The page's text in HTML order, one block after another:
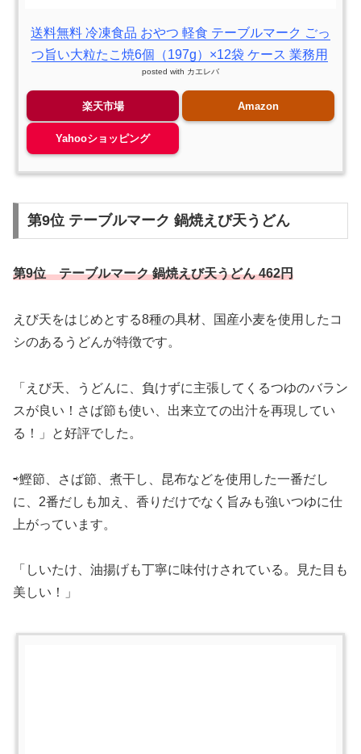
送料無料 冷凍食品 おやつ 軽食 テーブルマーク ごっ
つ旨い大粒たこ焼6個（197g）×12袋 ケース 業務用
posted with カエレバ
楽天市場 Amazon
Yahooショッピング
第9位 テーブルマーク 鍋焼えび天うどん
第9位 テーブルマーク 鍋焼えび天うどん 462円
えび天をはじめとする8種の具材、国産小麦を使用したコ
シのあるうどんが特徴です。
「えび天、うどんに、負けずに主張してくるつゆのバラン
スが良い！さば節も使い、出来立ての出汁を再現してい
る！」と好評でした。
⇨鰹節、さば節、煮干し、昆布などを使用した一番だし
に、2番だしも加え、香りだけでなく旨みも強いつゆに仕
上がっています。
「しいたけ、油揚げも丁寧に味付けされている。見た目も
美しい！」